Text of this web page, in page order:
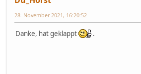
28. November 2021, 16:20:52
Danke, hat geklappt .